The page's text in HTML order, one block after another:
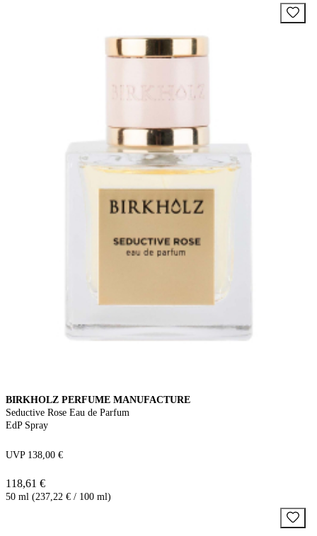
BIRKHOLZ PERFUME MANUFACTURE
Seductive Rose Eau de Parfum
EdP Spray
UVP 138,00 €
118,61 €
50 ml (237,22 € / 100 ml)